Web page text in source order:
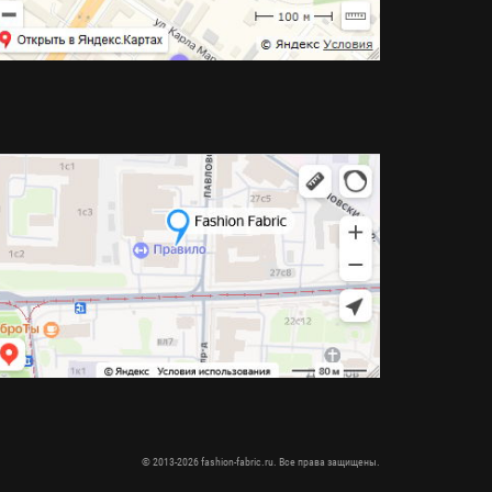
© 2013-2026 fashion-fabric.ru. Все права защищены.